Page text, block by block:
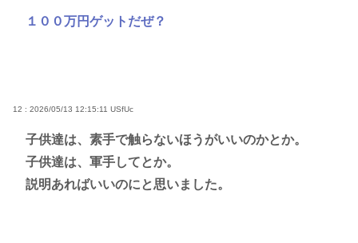
１００万円ゲットだぜ？
12 : 2026/05/13 12:15:11 USfUc
子供達は、素手で触らないほうがいいのかとか。
子供達は、軍手してとか。
説明あればいいのにと思いました。